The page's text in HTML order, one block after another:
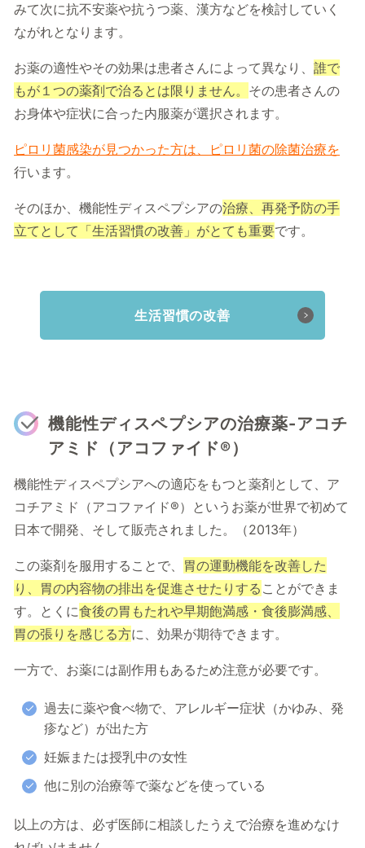
みて次に抗不安薬や抗うつ薬、漢方などを検討していく
ながれとなります。
お薬の適性やその効果は患者さんによって異なり、 誰で
もが１つの薬剤で治るとは限りません。 その患者さんの
お身体や症状に合った内服薬が選択されます。
ピロリ菌感染が見つかった方は、ピロリ菌の除菌治療を
行います。
そのほか、機能性ディスペプシアの治療、再発予防の手
立てとして「生活習慣の改善」がとても重要です。
生活習慣の改善
機能性ディスペプシアの治療薬-アコチ
アミド（アコファイド®）
機能性ディスペプシアへの適応をもつと薬剤として、ア
コチアミド（アコファイド®）というお薬が世界で初めて
日本で開発、そして販売されました。（2013年）
この薬剤を服用することで、 胃の運動機能を改善した
り、胃の内容物の排出を促進させたりする ことができま
す。とくに食後の胃もたれや早期飽満感・食後膨満感、
胃の張りを感じる方に、効果が期待できます。
一方で、お薬には副作用もあるため注意が必要です。
過去に薬や食べ物で、アレルギー症状（かゆみ、発
疹など）が出た方
妊娠または授乳中の女性
他に別の治療等で薬などを使っている
以上の方は、必ず医師に相談したうえで治療を進めなけ